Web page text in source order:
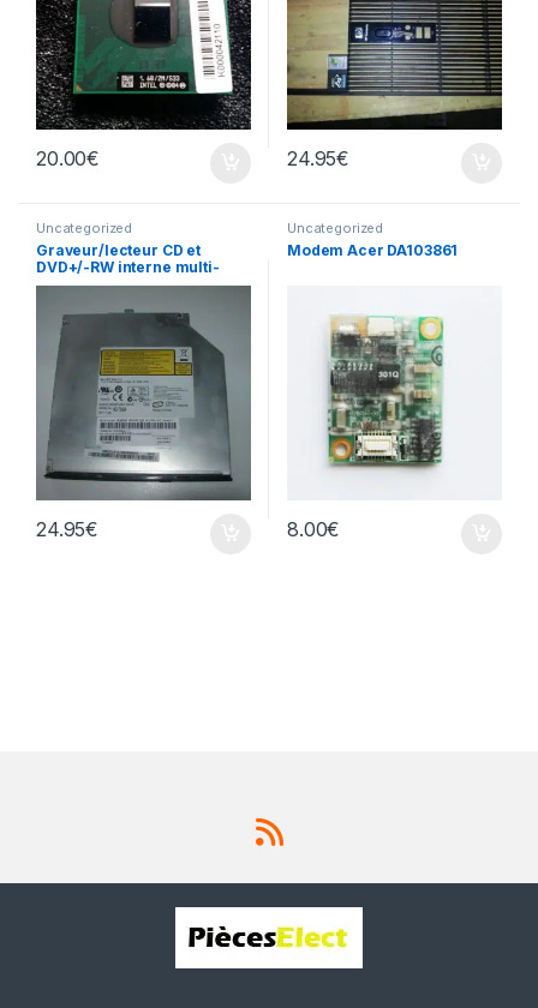
20.00€ 24.95€
Uncategorized
Graveur/lecteur CD et
DVD+/-RW interne multi-
recorder portable AD-
24.95€
Uncategorized
Modem Acer DA103861
8.00€